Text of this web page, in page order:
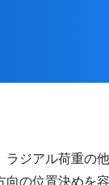
ジアル荷重の
の位置決めを